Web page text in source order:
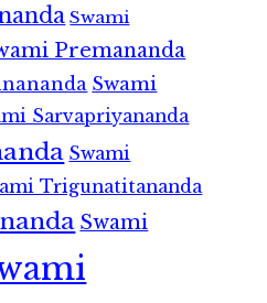
Swami
Premananda
Swami
Sarvapriyananda
Swami
Trigunatitananda
Swami